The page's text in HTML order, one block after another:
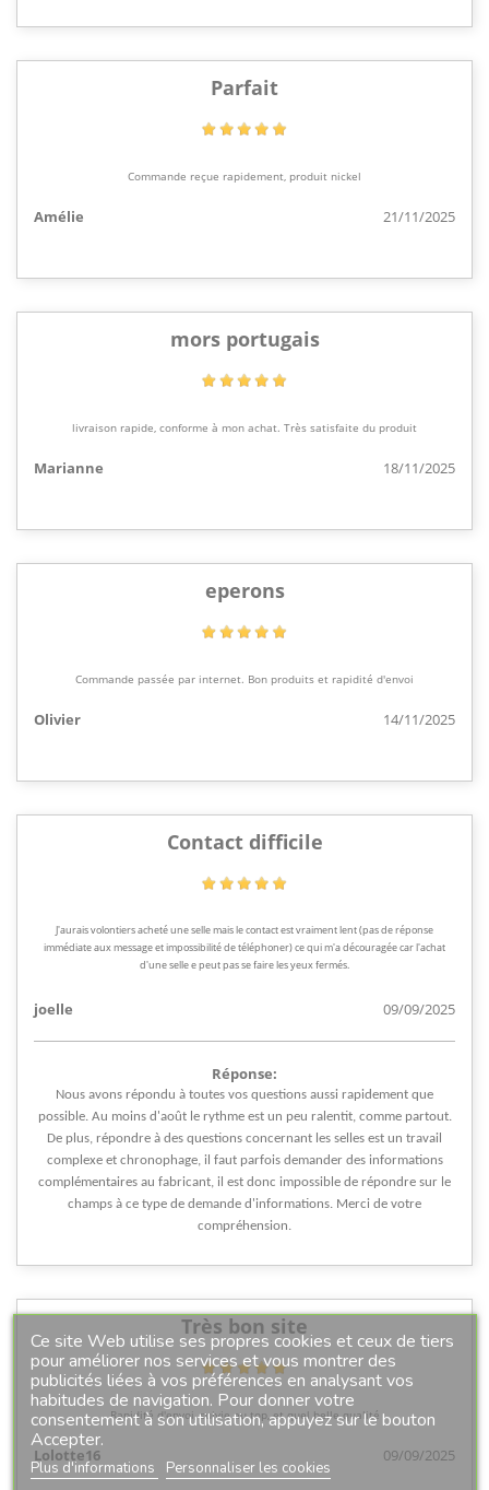
Parfait
Commande reçue rapidement, produit nickel
Amélie 21/11/2025
mors portugais
livraison rapide, conforme à mon achat. Très satisfaite du produit
Marianne 18/11/2025
eperons
Commande passée par internet. Bon produits et rapidité d'envoi
Olivier 14/11/2025
Contact difficile
J'aurais volontiers acheté une selle mais le contact est vraiment lent (pas de réponse
immédiate aux message et impossibilité de téléphoner) ce qui m'a découragée car l'achat
d'une selle e peut pas se faire les yeux fermés.
joelle 09/09/2025
Réponse:
Nous avons répondu à toutes vos questions aussi rapidement que
possible. Au moins d'août le rythme est un peu ralentit, comme partout.
De plus, répondre à des questions concernant les selles est un travail
complexe et chronophage, il faut parfois demander des informations
complémentaires au fabricant, il est donc impossible de répondre sur le
champs à ce type de demande d'informations. Merci de votre
compréhension.
Très bon site
Rapidité d'envoi, suivie au top, et quel belle qualité
Lolotte16 09/09/2025
Ce site Web utilise ses propres cookies et ceux de tiers
pour améliorer nos services et vous montrer des
publicités liées à vos préférences en analysant vos
habitudes de navigation. Pour donner votre
consentement à son utilisation, appuyez sur le bouton
Accepter.
Plus d'informations Personnaliser les cookies